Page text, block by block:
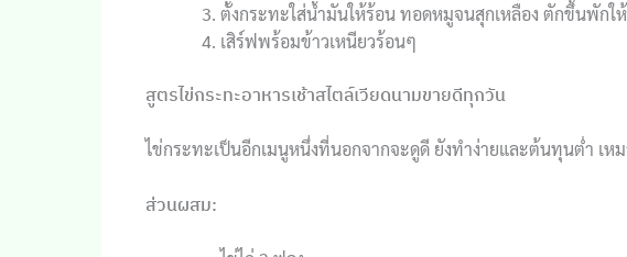
ตั้งกระทะใส่น้ำมันให้ร้อน ทอดหมูจนสุกเหลือง ตักขึ้นพักใ
เสิร์ฟพร้อมข้าวเหนียวร้อนๆ
สูตรไข่กระทะอาหารเช้าสไตล์เวียดนามขายดีทุกวัน
ไข่กระทะเป็นอีกเมนูหนึ่งที่นอกจากจะดูดี ยังทำง่ายและต้นทุนต่ำ เ
ส่วนผสม: